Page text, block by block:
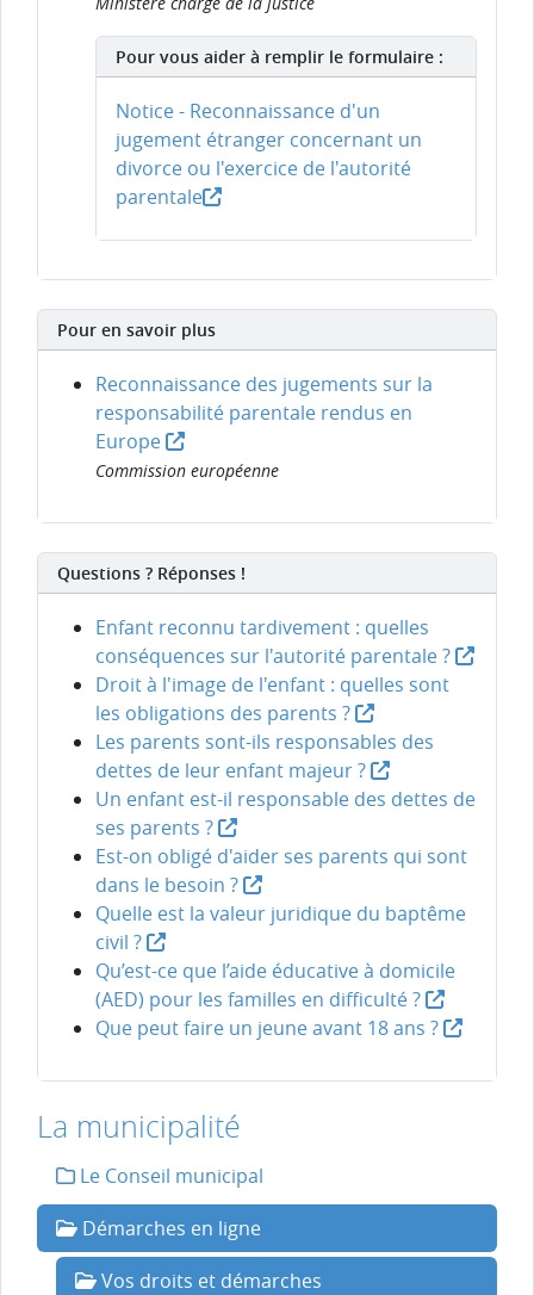
Pour vous aider à remplir le formulaire :
Notice - Reconnaissance d'un
jugement étranger concernant un
divorce ou l'exercice de l'autorité
parentale
Pour en savoir plus
Reconnaissance des jugements sur la
responsabilité parentale rendus en
Europe
Commission européenne
Questions ? Réponses !
Enfant reconnu tardivement : quelles
conséquences sur l'autorité parentale ?
Droit à l'image de l'enfant : quelles sont
les obligations des parents ?
Les parents sont-ils responsables des
dettes de leur enfant majeur ?
Un enfant est-il responsable des dettes de
ses parents ?
Est-on obligé d'aider ses parents qui sont
dans le besoin ?
Quelle est la valeur juridique du baptême
civil ?
Qu’est-ce que l’aide éducative à domicile
(AED) pour les familles en difficulté ?
Que peut faire un jeune avant 18 ans ?
La municipalité
Le Conseil municipal
Démarches en ligne
Vos droits et démarches